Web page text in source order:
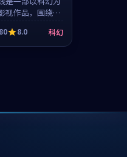
视作品，围绕危
与人物成长展
节奏紧凑，值得
。
8.0 科幻